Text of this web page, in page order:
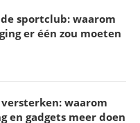
de sportclub: waarom
er één zou moeten
waarom
en gadgets meer doen